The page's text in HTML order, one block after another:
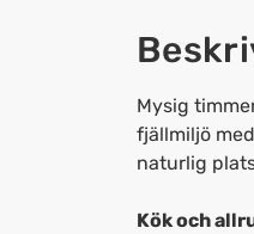
Mysig
fjällmiljö
naturlig
Kök och